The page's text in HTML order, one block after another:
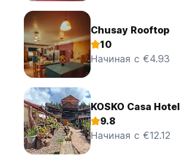
Chusay Rooftop
10
Начиная с €4.93
KOSKO Casa Hotel
9.8
Начиная с €12.12